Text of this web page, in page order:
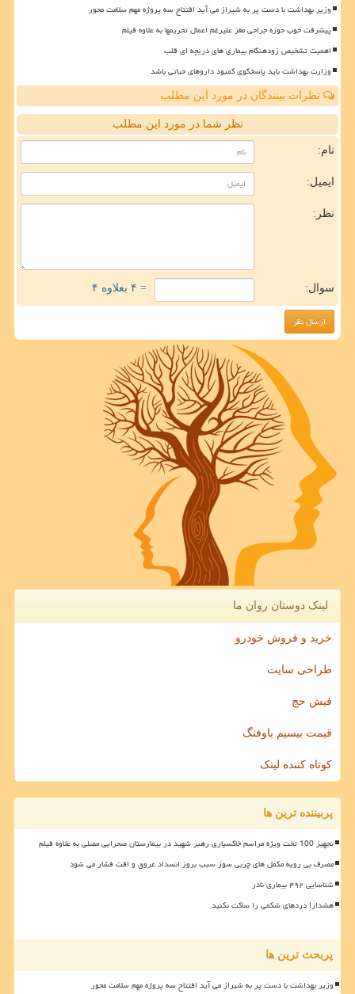
وزیر بهداشت با دست پر به شیراز می آید افتتاح سه پروژه مهم سلامت محور
پیشرفت خوب حوزه جراحی مغز علیرغم اعمال تحریمها به علاوه فیلم
اهمیت تشخیص زودهنگام بیماری های دریچه ای قلب
وزارت بهداشت باید پاسخگوی کمبود داروهای حیاتی باشد
نظرات بینندگان در مورد این مطلب
نظر شما در مورد این مطلب
نام:
ایمیل:
نظر:
سوال: = ۴ بعلاوه ۴
لینک دوستان روان ما
خرید و فروش خودرو
طراحی سایت
فیش حج
قیمت بیسیم باوفنگ
کوتاه کننده لینک
پربیننده ترین ها
تجهیز 100 تخت ویژه مراسم خاکسپاری رهبر شهید در بیمارستان صحرایی مصلی به علاوه فیلم
مصرف بی رویه مکمل های چربی سوز سبب بروز انسداد عروق و افت فشار می شود
شناسایی ۴۹۲ بیماری نادر
هشدار! دردهای شکمی را ساکت نکنید
پربحث ترین ها
وزیر بهداشت با دست پر به شیراز می آید افتتاح سه پروژه مهم سلامت محور